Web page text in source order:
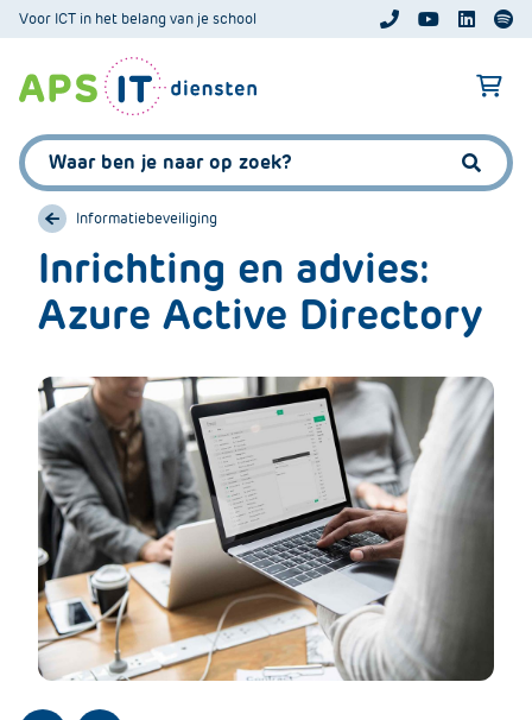
Voor ICT in het belang van je school
Zoeken:
A
s
.
F
u
s
C
.
Informatiebeveiliging
Inrichting en advies:
Azure Active Directory